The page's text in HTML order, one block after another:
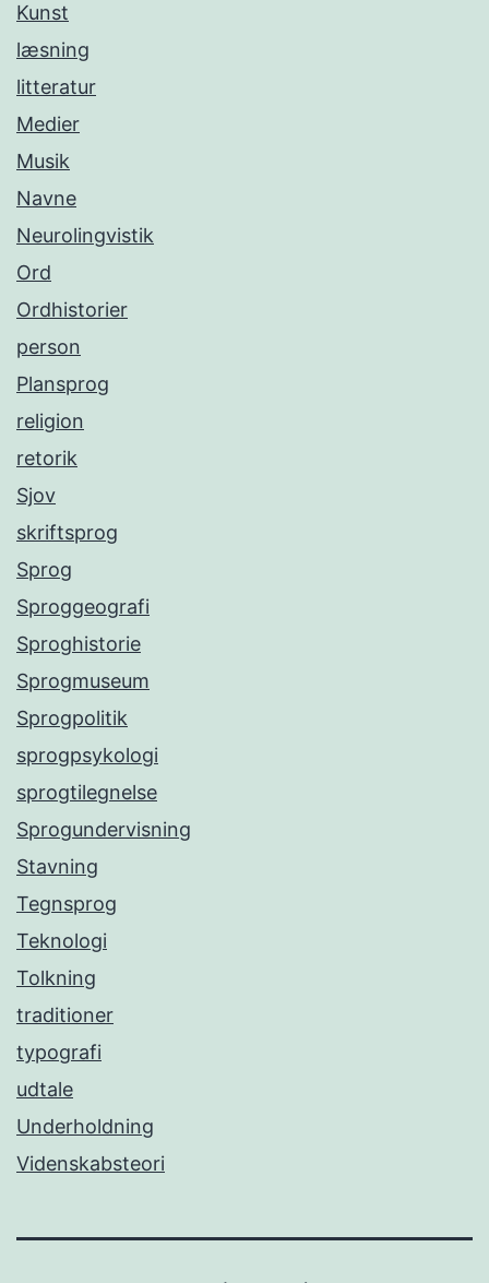
Kunst
læsning
litteratur
Medier
Musik
Navne
Neurolingvistik
Ord
Ordhistorier
person
Plansprog
religion
retorik
Sjov
skriftsprog
Sprog
Sproggeografi
Sproghistorie
Sprogmuseum
Sprogpolitik
sprogpsykologi
sprogtilegnelse
Sprogundervisning
Stavning
Tegnsprog
Teknologi
Tolkning
traditioner
typografi
udtale
Underholdning
Videnskabsteori